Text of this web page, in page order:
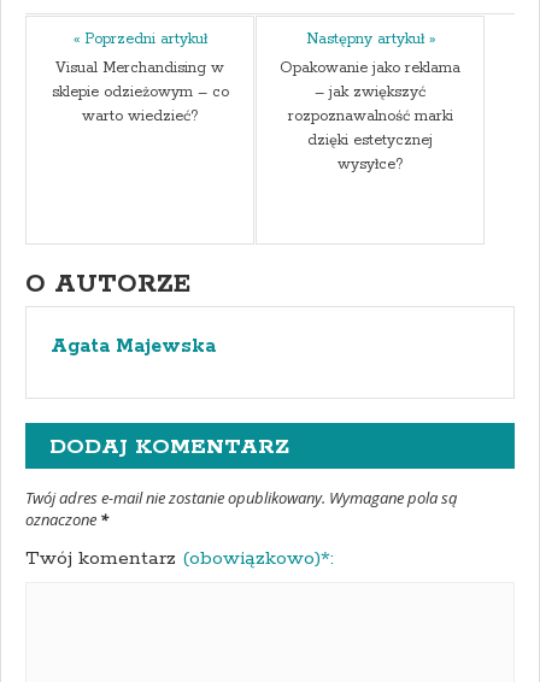
« Poprzedni artykuł
Visual Merchandising w
sklepie odzieżowym – co
warto wiedzieć?
Następny artykuł »
Opakowanie jako reklama
– jak zwiększyć
rozpoznawalność marki
dzięki estetycznej
wysyłce?
O AUTORZE
Agata Majewska
DODAJ KOMENTARZ
Twój adres e-mail nie zostanie opublikowany. Wymagane pola są
oznaczone *
Twój komentarz (obowiązkowo)*: